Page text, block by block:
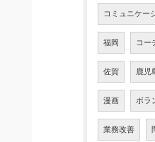
コミュニケー
福岡 コー
佐賀 鹿児
漫画 ボラ
業務改善